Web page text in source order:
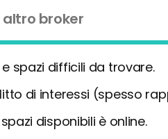
altro broker
spazi difficili da trovare.
di interessi (spesso
spazi disponibili è online.